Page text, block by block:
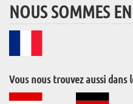
NOUS SOMMES EN
Vous nous trouvez aussi dans